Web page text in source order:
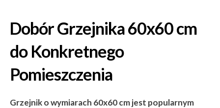
Dobór Grzejnika 60x60 cm
do Konkretnego
Pomieszczenia
Grzejnik o wymiarach 60x60 cm jest popularnym